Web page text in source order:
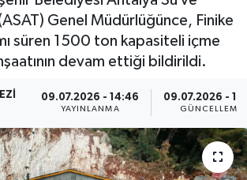
Genel Müdürlüğünce, Finike
süren 1500 ton kapasiteli içme
devam ettiği bildirildi.
09.07.2026 - 14:46
YAYINLANMA
09.07.2026 -
GÜNCELLEME